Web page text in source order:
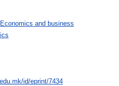
Economics and business
id/eprint/7434